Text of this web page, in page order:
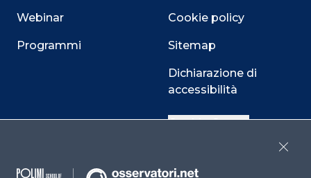
Webinar
Programmi
Cookie policy
Sitemap
Dichiarazione di
accessibilità
Cookie Center